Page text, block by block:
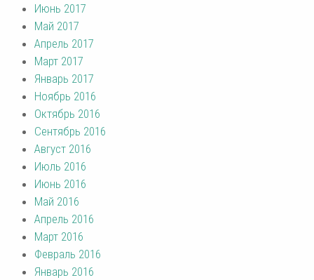
Июнь 2017
Май 2017
Апрель 2017
Март 2017
Январь 2017
Ноябрь 2016
Октябрь 2016
Сентябрь 2016
Август 2016
Июль 2016
Июнь 2016
Май 2016
Апрель 2016
Март 2016
Февраль 2016
Январь 2016